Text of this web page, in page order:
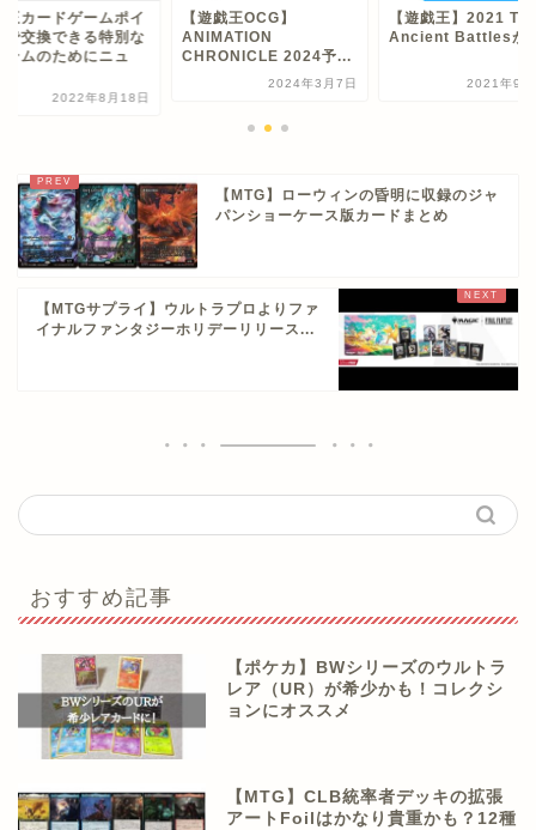
王カードゲームポイ
で交換できる特別な
テムのためにニュ
2022年8月18日
【遊戯王OCG】
ANIMATION
CHRONICLE 2024予...
2024年3月7日
【遊戯王】2021
Ancient Battlesが
2021年9
【MTG】ローウィンの昏明に収録のジャ
パンショーケース版カードまとめ
【MTGサプライ】ウルトラプロよりファ
イナルファンタジーホリデーリリース...
おすすめ記事
【ポケカ】BWシリーズのウルトラ
レア（UR）が希少かも！コレクシ
ョンにオススメ
【MTG】CLB統率者デッキの拡張
アートFoilはかなり貴重かも？12種